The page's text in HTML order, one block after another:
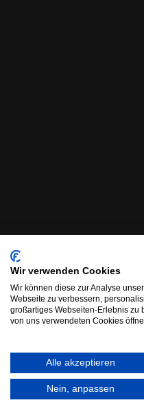
Wir verwenden Cookies
Wir können diese zur Analyse
Webseite zu verbessern,
großartiges Webseiten-Erlebnis zu
von uns verwendeten Cookies
Alle akzeptieren
Nein, anpassen